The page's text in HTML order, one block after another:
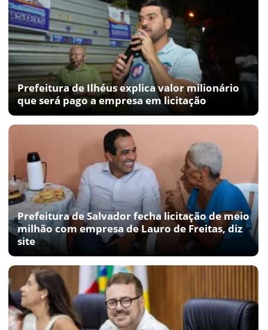
Prefeitura de Ilhéus explica valor milionário
que será pago a empresa em licitação
Prefeitura de Salvador fecha licitação de meio
milhão com empresa de Lauro de Freitas, diz
site